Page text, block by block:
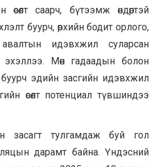
саарч, бүтээмж өндөртэй
буурч, өрхийн бодит орлого,
идэвхжил суларсан
эхэллээ. Мөн гадаадын болон
буурч эдийн засгийн идэвхжил
өсөлт потенциал түвшиндээ
засагт тулгамдаж буй гол
дарамт байна. Үндэсний